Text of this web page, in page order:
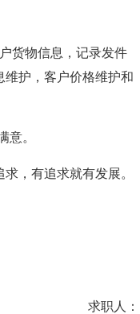
货物信息，记录发件
护，客户价格维护和
。
，有追求就有发展。
求职人：